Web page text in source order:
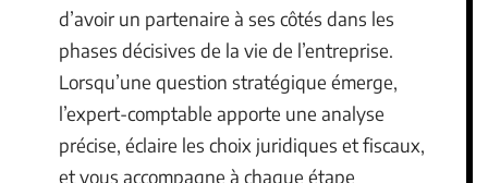
d’avoir un partenaire à ses côtés dans les
phases décisives de la vie de l’entreprise.
Lorsqu’une question stratégique émerge,
l’expert-comptable apporte une analyse
précise, éclaire les choix juridiques et fiscaux,
et vous accompagne à chaque étape